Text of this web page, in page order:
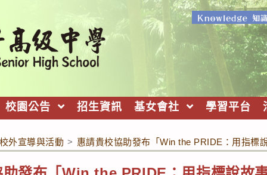
校園公告 招生資訊 基女會社 學習平台
校外宣導與活動 > 惠請貴校協助發布「Win the PRIDE：用指標